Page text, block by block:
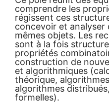
comprendre les
régissent ces
concevoir et analyser
mêmes objets. Les
sont à la fois
propriétés
construction de
et algorithmiques
théorique,
algorithmes
formelles).